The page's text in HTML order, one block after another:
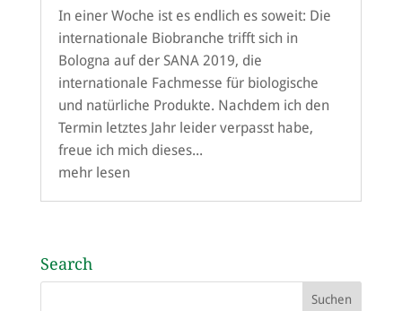
In einer Woche ist es endlich es soweit: Die
internationale Biobranche trifft sich in
Bologna auf der SANA 2019, die
internationale Fachmesse für biologische
und natürliche Produkte. Nachdem ich den
Termin letztes Jahr leider verpasst habe,
freue ich mich dieses...
mehr lesen
Search